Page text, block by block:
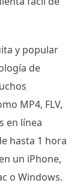
y popular
de
MP4, FLV,
en línea
hasta 1 hora
un iPhone,
o Windows.